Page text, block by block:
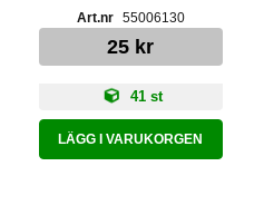
55006130
25 kr
41 st
LÄGG I VARUKORGEN